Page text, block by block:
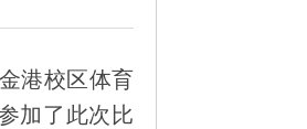
港校区体育
加了此次比